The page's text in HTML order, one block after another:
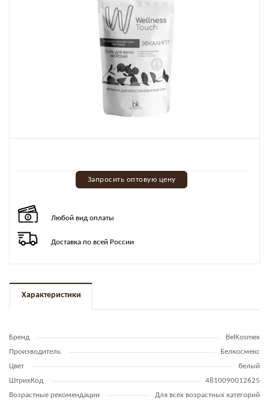
Запросить оптовую цену
Любой вид оплаты
Доставка по всей России
Характеристики
Бренд
BelKosmex
Производитель
Белкосмекс
Цвет
белый
ШтрихКод
4810090012625
Возрастные рекомендации
Для всех возрастных категорий